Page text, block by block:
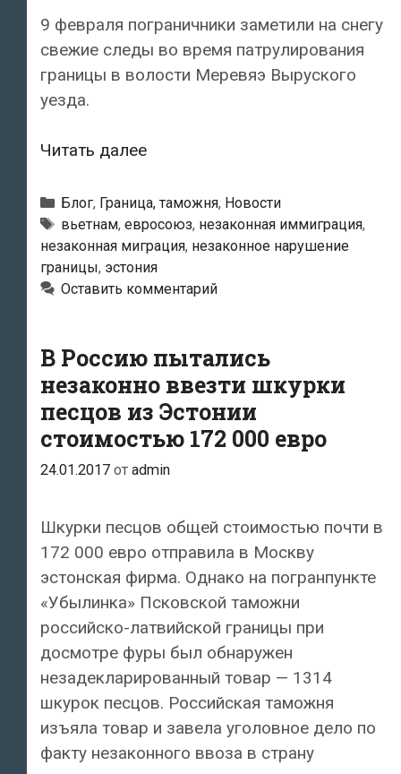
9 февраля пограничники заметили на снегу
свежие следы во время патрулирования
границы в волости Меревяэ Выруского
уезда.
Читать далееВ
в
Вырумаа
задержаны
восемь
вьетнамцев
Рубрики
Блог, Граница, таможня, Новости
Метки
вьетнам, евросоюз, незаконная иммиграция,
незаконная миграция, незаконное нарушение
границы, эстония
Оставить комментарий
В Россию пытались
незаконно ввезти шкурки
песцов из Эстонии
стоимостью 172 000 евро
24.01.2017 от admin
Шкурки песцов общей стоимостью почти в
172 000 евро отправила в Москву
эстонская фирма. Однако на погранпункте
«Убылинка» Псковской таможни
российско-латвийской границы при
досмотре фуры был обнаружен
незадекларированный товар — 1314
шкурок песцов. Российская таможня
изъяла товар и завела уголовное дело по
факту незаконного ввоза в страну